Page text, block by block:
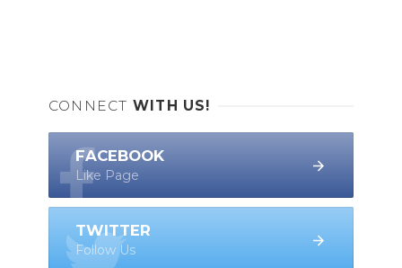
CONNECT WITH US!
FACEBOOK
Like Page
TWITTER
Follow Us